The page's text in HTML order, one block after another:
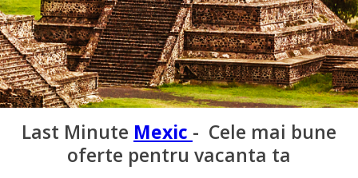
Last Minute Mexic - Cele mai bune
oferte pentru vacanta ta